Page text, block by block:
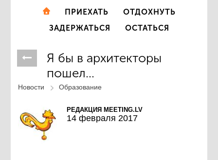
ПРИЕХАТЬ
ОТДОХНУТЬ
ЗАДЕРЖАТЬСЯ
ОСТАТЬСЯ
Я бы в архитекторы
пошел...
Новости Образование
РЕДАКЦИЯ MEETING.LV
14 февраля 2017